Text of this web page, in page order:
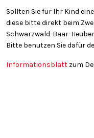
Sollten Sie für Ihr Kind
diese bitte direkt beim
Schwarzwald-Baar-
Bitte benutzen Sie dafür
Informationsblatt zum